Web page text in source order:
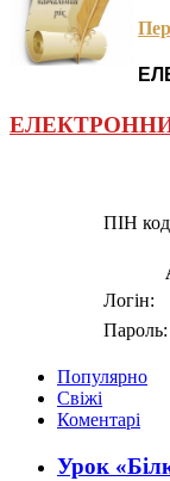
ПІН
Логін:
Пароль:
Популярно
Свіжі
Коментарі
Урок